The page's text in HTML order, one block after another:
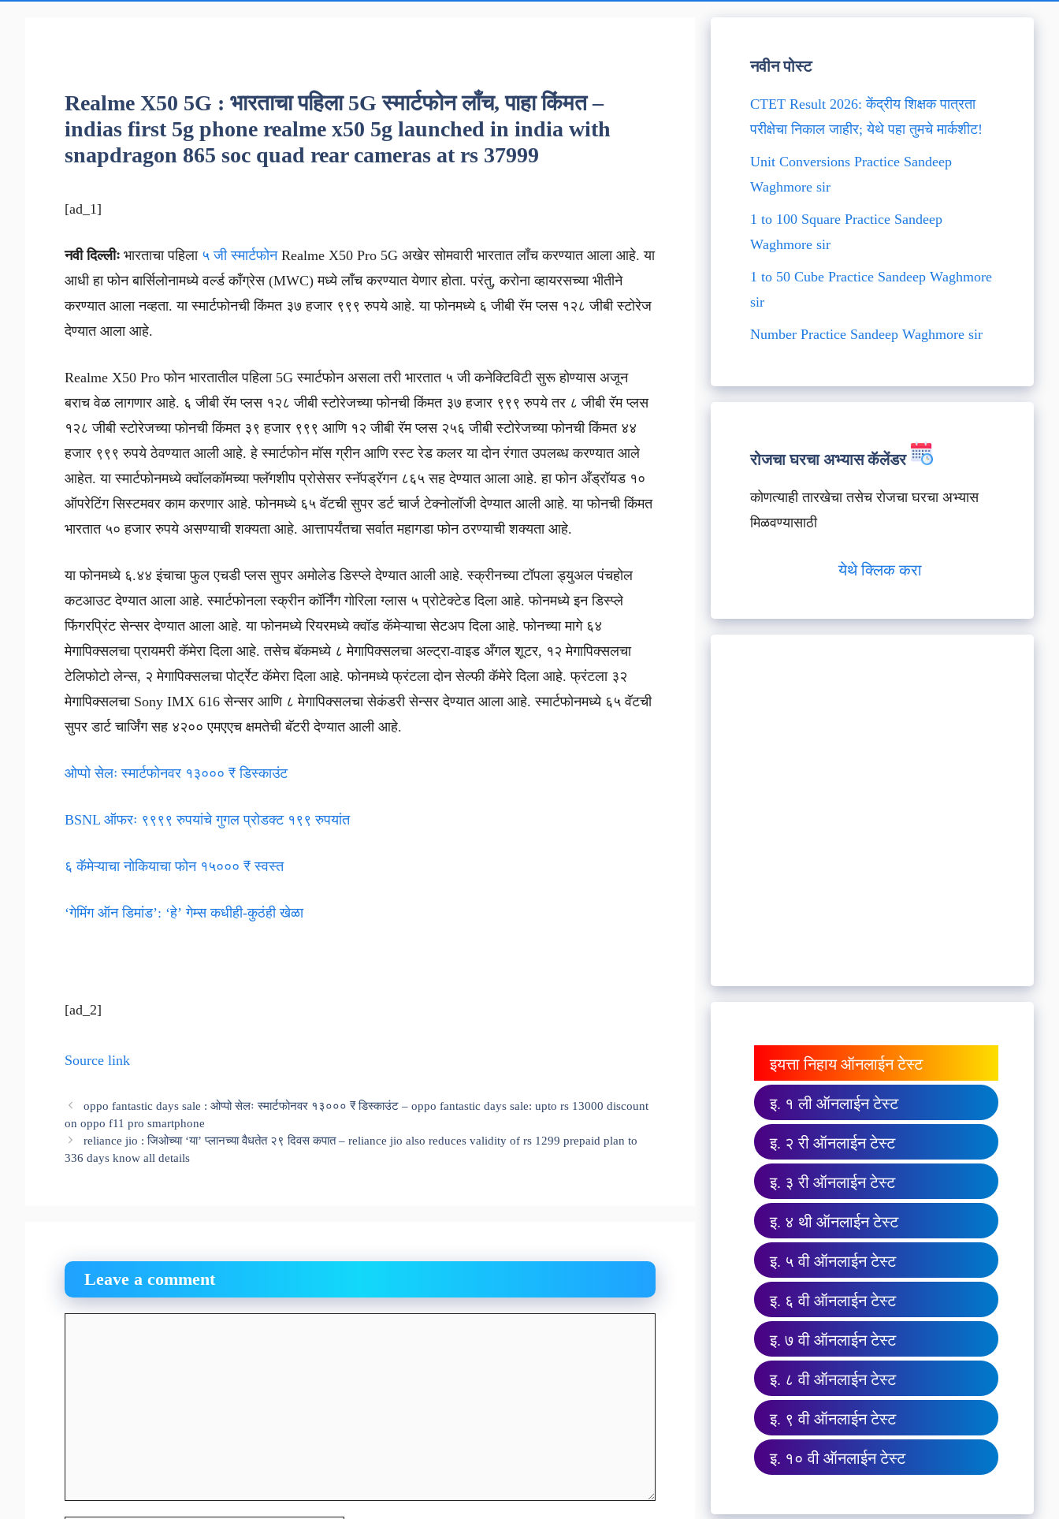
Realme X50 5G : भारताचा पहिला 5G स्मार्टफोन लाँच, पाहा किंमत –
indias first 5g phone realme x50 5g launched in india with
snapdragon 865 soc quad rear cameras at rs 37999
[ad_1]
नवी दिल्लीः भारताचा पहिला ५ जी स्मार्टफोनRealme X50 Pro 5G अखेर सोमवारी भारतात लाँच करण्यात आला आहे. या
आधी हा फोन बार्सिलोनामध्ये वर्ल्ड काँग्रेस (MWC) मध्ये लाँच करण्यात येणार होता. परंतु, करोना व्हायरसच्या भीतीने
करण्यात आला नव्हता. या स्मार्टफोनची किंमत ३७ हजार ९९९ रुपये आहे. या फोनमध्ये ६ जीबी रॅम प्लस १२८ जीबी स्टोरेज
देण्यात आला आहे.
Realme X50 Pro फोन भारतातील पहिला 5G स्मार्टफोन असला तरी भारतात ५ जी कनेक्टिविटी सुरू होण्यास अजून
बराच वेळ लागणार आहे. ६ जीबी रॅम प्लस १२८ जीबी स्टोरेजच्या फोनची किंमत ३७ हजार ९९९ रुपये तर ८ जीबी रॅम प्लस
१२८ जीबी स्टोरेजच्या फोनची किंमत ३९ हजार ९९९ आणि १२ जीबी रॅम प्लस २५६ जीबी स्टोरेजच्या फोनची किंमत ४४
हजार ९९९ रुपये ठेवण्यात आली आहे. हे स्मार्टफोन मॉस ग्रीन आणि रस्ट रेड कलर या दोन रंगात उपलब्ध करण्यात आले
आहेत. या स्मार्टफोनमध्ये क्वॉलकॉमच्या फ्लॅगशीप प्रोसेसर स्नॅपड्रॅगन ८६५ सह देण्यात आला आहे. हा फोन अँड्रॉयड १०
ऑपरेटिंग सिस्टमवर काम करणार आहे. फोनमध्ये ६५ वॅटची सुपर डर्ट चार्ज टेक्नोलॉजी देण्यात आली आहे. या फोनची किंमत
भारतात ५० हजार रुपये असण्याची शक्यता आहे. आत्तापर्यंतचा सर्वात महागडा फोन ठरण्याची शक्यता आहे.
या फोनमध्ये ६.४४ इंचाचा फुल एचडी प्लस सुपर अमोलेड डिस्प्ले देण्यात आली आहे. स्क्रीनच्या टॉपला ड्युअल पंचहोल
कटआउट देण्यात आला आहे. स्मार्टफोनला स्क्रीन कॉर्निंग गोरिला ग्लास ५ प्रोटेक्टेड दिला आहे. फोनमध्ये इन डिस्प्ले
फिंगरप्रिंट सेन्सर देण्यात आला आहे. या फोनमध्ये रियरमध्ये क्वॉड कॅमेऱ्याचा सेटअप दिला आहे. फोनच्या मागे ६४
मेगापिक्सलचा प्रायमरी कॅमेरा दिला आहे. तसेच बॅकमध्ये ८ मेगापिक्सलचा अल्ट्रा-वाइड अँगल शूटर, १२ मेगापिक्सलचा
टेलिफोटो लेन्स, २ मेगापिक्सलचा पोर्ट्रेट कॅमेरा दिला आहे. फोनमध्ये फ्रंटला दोन सेल्फी कॅमेरे दिला आहे. फ्रंटला ३२
मेगापिक्सलचा Sony IMX 616 सेन्सर आणि ८ मेगापिक्सलचा सेकंडरी सेन्सर देण्यात आला आहे. स्मार्टफोनमध्ये ६५ वॅटची
सुपर डार्ट चार्जिंग सह ४२०० एमएएच क्षमतेची बॅटरी देण्यात आली आहे.
ओप्पो सेलः स्मार्टफोनवर १३००० ₹ डिस्काउंट
BSNL ऑफरः ९९९९ रुपयांचे गुगल प्रोडक्ट १९९ रुपयांत
६ कॅमेऱ्याचा नोकियाचा फोन १५००० ₹ स्वस्त
‘गेमिंग ऑन डिमांड’: ‘हे’ गेम्स कधीही-कुठंही खेळा
[ad_2]
Source link
oppo fantastic days sale : ओप्पो सेलः स्मार्टफोनवर १३००० ₹ डिस्काउंट – oppo fantastic days sale: upto rs 13000 discount
on oppo f11 pro smartphone
reliance jio : जिओच्या ‘या’ प्लानच्या वैधतेत २९ दिवस कपात – reliance jio also reduces validity of rs 1299 prepaid plan to
336 days know all details
Leave a comment
नवीन पोस्ट
CTET Result 2026: केंद्रीय शिक्षक पात्रता
परीक्षेचा निकाल जाहीर; येथे पहा तुमचे मार्कशीट!
Unit Conversions Practice Sandeep
Waghmore sir
1 to 100 Square Practice Sandeep
Waghmore sir
1 to 50 Cube Practice Sandeep Waghmore
sir
Number Practice Sandeep Waghmore sir
रोजचा घरचा अभ्यास कॅलेंडर
कोणत्याही तारखेचा तसेच रोजचा घरचा अभ्यास
मिळवण्यासाठी
येथे क्लिक करा
इयत्ता निहाय ऑनलाईन टेस्ट
इ. १ ली ऑनलाईन टेस्ट
इ. २ री ऑनलाईन टेस्ट
इ. ३ री ऑनलाईन टेस्ट
इ. ४ थी ऑनलाईन टेस्ट
इ. ५ वी ऑनलाईन टेस्ट
इ. ६ वी ऑनलाईन टेस्ट
इ. ७ वी ऑनलाईन टेस्ट
इ. ८ वी ऑनलाईन टेस्ट
इ. ९ वी ऑनलाईन टेस्ट
इ. १० वी ऑनलाईन टेस्ट